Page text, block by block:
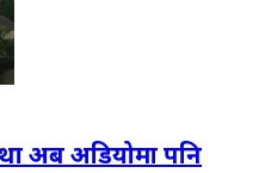
अब अडियोमा पनि